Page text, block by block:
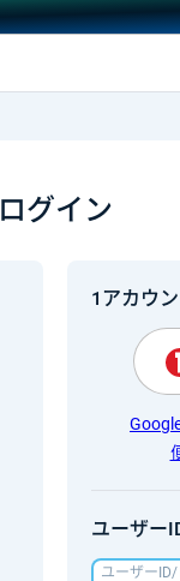
ログイン
1アカウ
ユーザー
ユーザー